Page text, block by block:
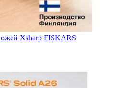
Xsharp FISKARS